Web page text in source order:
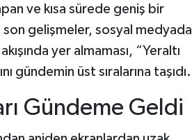
ve kısa sürede geniş bir
son gelişmeler, sosyal medyada
yer almaması, “Yeraltı
gündemin üst sıralarına taşıdı.
Gündeme Geldi